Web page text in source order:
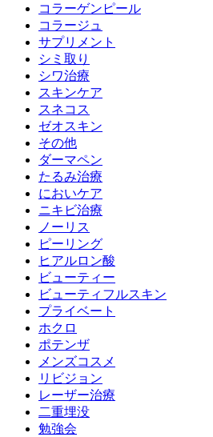
コラーゲンピール
コラージュ
サプリメント
シミ取り
シワ治療
スキンケア
スネコス
ゼオスキン
その他
ダーマペン
たるみ治療
においケア
ニキビ治療
ノーリス
ピーリング
ヒアルロン酸
ビューティー
ビューティフルスキン
プライベート
ホクロ
ポテンザ
メンズコスメ
リビジョン
レーザー治療
二重埋没
勉強会